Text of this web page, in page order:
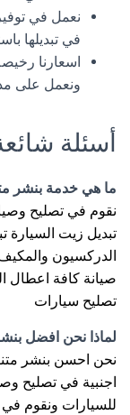
نعمل في
في تبديلها
اسعارنا
ونعمل على مدار 24 ساعة وطيلة
أسئلة
ما هي خدمة بنشر
نقوم في تصليح
تبديل زيت السيارة
الدركسيون
صيانة كافة اعطال
تصليح سيارات
لماذا نحن افضل
نحن احسن بنشر
اجنبية في تصليح
للسيارات ونقوم في